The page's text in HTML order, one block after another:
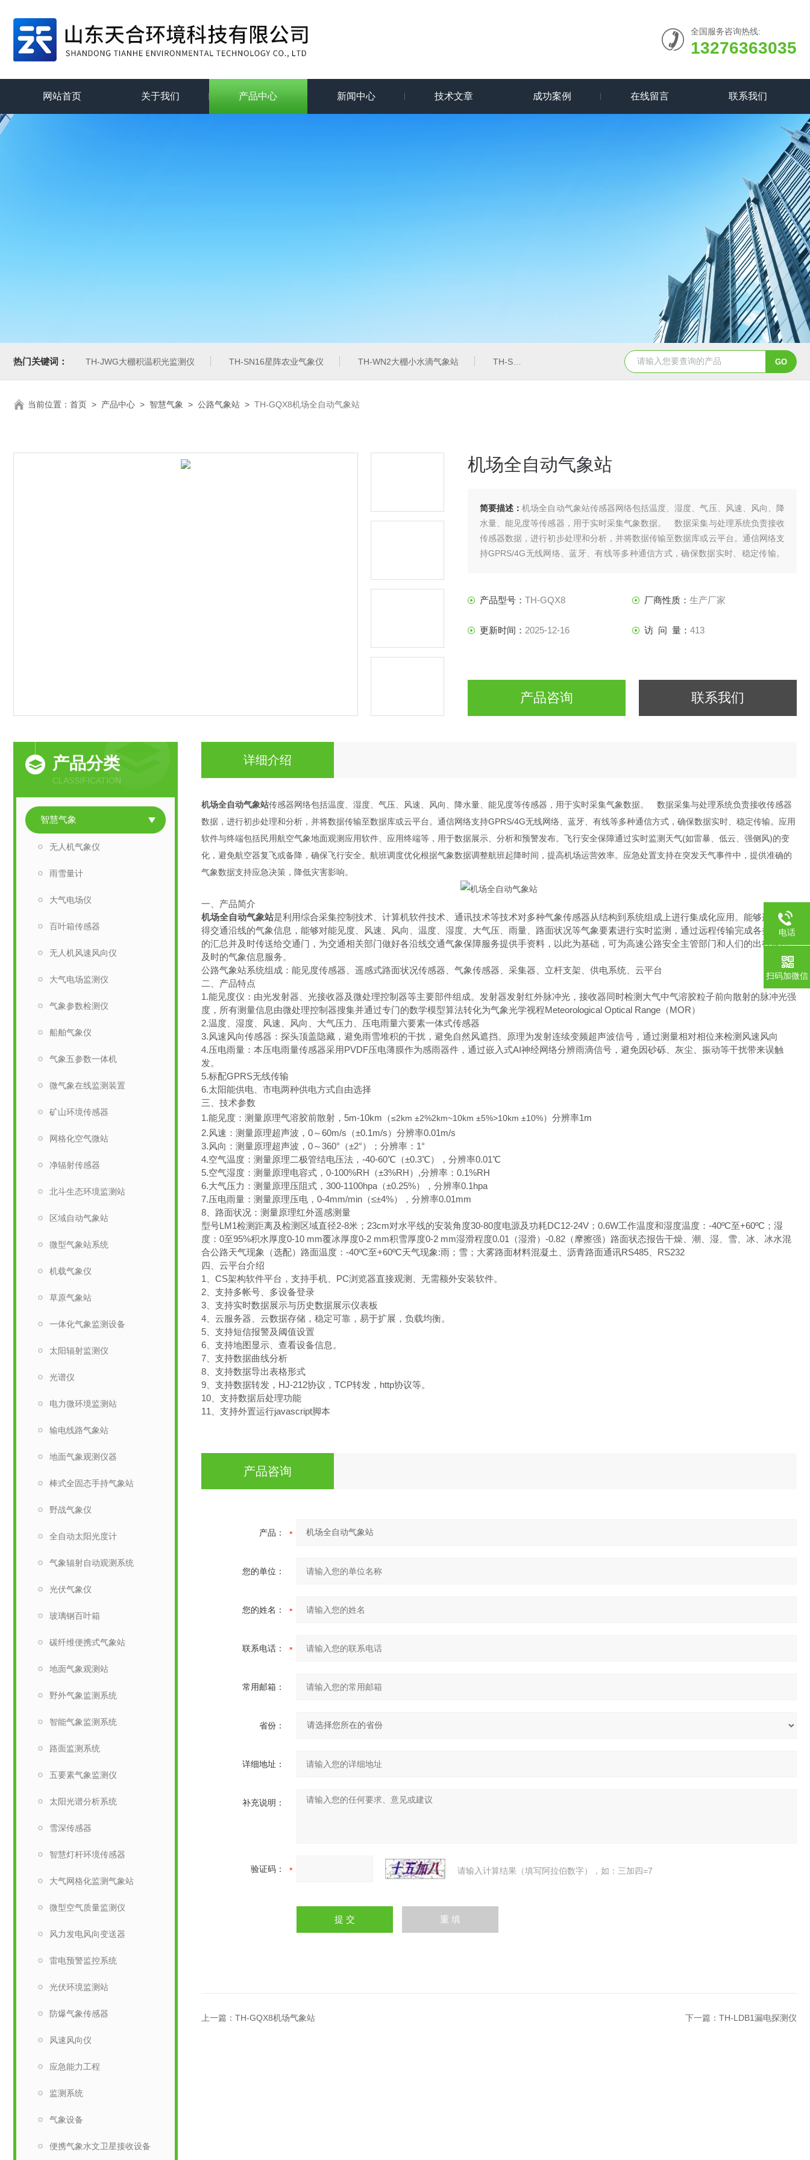
全国服务咨询热线:
13276363035
网站首页 关于我们 产品中心 新闻中心 技术文章 成功案例 在线留言 联系我们
热门关键词： TH-JWG大棚积温积光监测仪 TH-SN16星阵农业气象仪 TH-WN2大棚小水滴气象站 TH-SZZL水质总磷监测仪 TH-LD1雷电预警监测站 TH-GS6管式土
当前位置： 首页 > 产品中心 > 智慧气象 > 公路气象站 > TH-GQX8机场全自动气象站
机场全自动气象站
简要描述：机场全自动气象站传感器网络包括温度、湿度、气压、风速、风向、降
水量、能见度等传感器，用于实时采集气象数据。 数据采集与处理系统负责接收
传感器数据，进行初步处理和分析，并将数据传输至数据库或云平台。通信网络支
持GPRS/4G无线网络、蓝牙、有线等多种通信方式，确保数据实时、稳定传输。
产品型号： TH-GQX8 厂商性质： 生产厂家
更新时间： 2025-12-16 访 问 量： 413
产品咨询 联系我们
产品分类
CLASSIFICATION
智慧气象
无人机气象仪
雨雪量计
大气电场仪
百叶箱传感器
无人机风速风向仪
大气电场监测仪
气象参数检测仪
船舶气象仪
气象五参数一体机
微气象在线监测装置
矿山环境传感器
网格化空气微站
净辐射传感器
北斗生态环境监测站
区域自动气象站
微型气象站系统
机载气象仪
草原气象站
一体化气象监测设备
太阳辐射监测仪
光谱仪
电力微环境监测站
输电线路气象站
地面气象观测仪器
棒式全固态手持气象站
野战气象仪
全自动太阳光度计
气象辐射自动观测系统
光伏气象仪
玻璃钢百叶箱
碳纤维便携式气象站
​地面气象观测站
野外气象监测系统
智能气象监测系统
路面监测系统
五要素气象监测仪
太阳光谱分析系统
雪深传感器
智慧灯杆环境传感器
大气网格化监测气象站
微型空气质量监测仪
风力发电风向变送器
雷电预警监控系统
光伏环境监测站
防爆气象传感器
风速风向仪
应急能力工程
监测系统
气象设备
便携气象水文卫星接收设备
详细介绍
机场全自动气象站传感器网络包括温度、湿度、气压、风速、风向、降水量、能见度等传感器，用于实时采集气象数据。 数据采集与处理系统负责接收传感器
数据，进行初步处理和分析，并将数据传输至数据库或云平台。通信网络支持GPRS/4G无线网络、蓝牙、有线等多种通信方式，确保数据实时、稳定传输。应用
软件与终端包括民用航空气象地面观测应用软件、应用终端等，用于数据展示、分析和预警发布。飞行安全保障通过实时监测天气(如雷暴、低云、强侧风)的变
化，避免航空器复飞或备降，确保飞行安全。航班调度优化根据气象数据调整航班起降时间，提高机场运营效率。应急处置支持在突发天气事件中，提供准确的
气象数据支持应急决策，降低灾害影响。
一、产品简介
机场全自动气象站是利用综合采集控制技术、计算机软件技术、通讯技术等技术对多种气象传感器从结构到系统组成上进行集成化应用。能够连续获
得交通沿线的气象信息，能够对能见度、风速、风向、温度、湿度、大气压、雨量、路面状况等气象要素进行实时监测，通过远程传输完成各类数据
的汇总并及时传送给交通门，为交通相关部门做好各沿线交通气象保障服务提供手资料，以此为基础，可为高速公路安全主管部门和人们的出行提供
及时的气象信息服务。
公路气象站系统组成：能见度传感器、遥感式路面状况传感器、气象传感器、采集器、立杆支架、供电系统、云平台
二、产品特点
1.能见度仪：由光发射器、光接收器及微处理控制器等主要部件组成。发射器发射红外脉冲光，接收器同时检测大气中气溶胶粒子前向散射的脉冲光强
度，所有测量信息由微处理控制器搜集并通过专门的数学模型算法转化为气象光学视程Meteorological Optical Range（MOR）
2.温度、湿度、风速、风向、大气压力、压电雨量六要素一体式传感器
3.风速风向传感器：探头顶盖隐藏，避免雨雪堆积的干扰，避免自然风遮挡。原理为发射连续变频超声波信号，通过测量相对相位来检测风速风向
4.压电雨量：本压电雨量传感器采用PVDF压电薄膜作为感雨器件，通过嵌入式AI神经网络分辨雨滴信号，避免因砂砾、灰尘、振动等干扰带来误触
发。
5.标配GPRS无线传输
6.太阳能供电、市电两种供电方式自由选择
三、技术参数
1.能见度：测量原理气溶胶前散射，5m-10km（≤2km ±2%2km~10km ±5%>10km ±10%）分辨率1m
2.风速：测量原理超声波，0～60m/s（±0.1m/s）分辨率0.01m/s
3.风向：测量原理超声波，0～360°（±2°）；分辨率：1°
4.空气温度：测量原理二极管结电压法，-40-60℃（±0.3℃），分辨率0.01℃
5.空气湿度：测量原理电容式，0-100%RH（±3%RH）,分辨率：0.1%RH
6.大气压力：测量原理压阻式，300-1100hpa（±0.25%），分辨率0.1hpa
7.压电雨量：测量原理压电，0-4mm/min（≤±4%），分辨率0.01mm
8、路面状况：测量原理红外遥感测量
型号LM1检测距离及检测区域直径2-8米；23cm对水平线的安装角度30-80度电源及功耗DC12-24V；0.6W工作温度和湿度温度：-40ºC至+60ºC；湿
度：0至95%积水厚度0-10 mm覆冰厚度0-2 mm积雪厚度0-2 mm湿滑程度0.01（湿滑）-0.82（摩擦强）路面状态报告干燥、潮、湿、雪、冰、冰水混
合公路天气现象（选配）路面温度：-40ºC至+60ºC天气现象:雨；雪；大雾路面材料混凝土、沥青路面通讯RS485、RS232
四、云平台介绍
1、CS架构软件平台，支持手机、PC浏览器直接观测、无需额外安装软件。
2、支持多帐号、多设备登录
3、支持实时数据展示与历史数据展示仪表板
4、云服务器、云数据存储，稳定可靠，易于扩展，负载均衡。
5、支持短信报警及阈值设置
6、支持地图显示、查看设备信息。
7、支持数据曲线分析
8、支持数据导出表格形式
9、支持数据转发，HJ-212协议，TCP转发，http协议等。
10、支持数据后处理功能
11、支持外置运行javascript脚本
产品咨询
产品：
您的单位：
您的姓名：
联系电话：
常用邮箱：
省份：
详细地址：
补充说明：
验证码： 请输入计算结果（填写阿拉伯数字），如：三加四=7
上一篇： TH-GQX8机场气象站 下一篇： TH-LDB1漏电探测仪
电话
扫码加微信